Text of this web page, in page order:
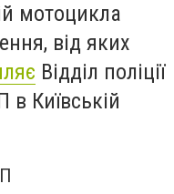
мотоцикла
від яких
Відділ поліції
в Київській